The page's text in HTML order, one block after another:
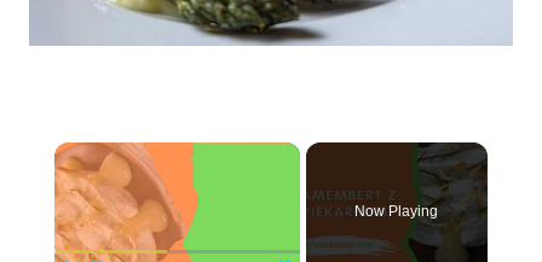
×
Now Playing